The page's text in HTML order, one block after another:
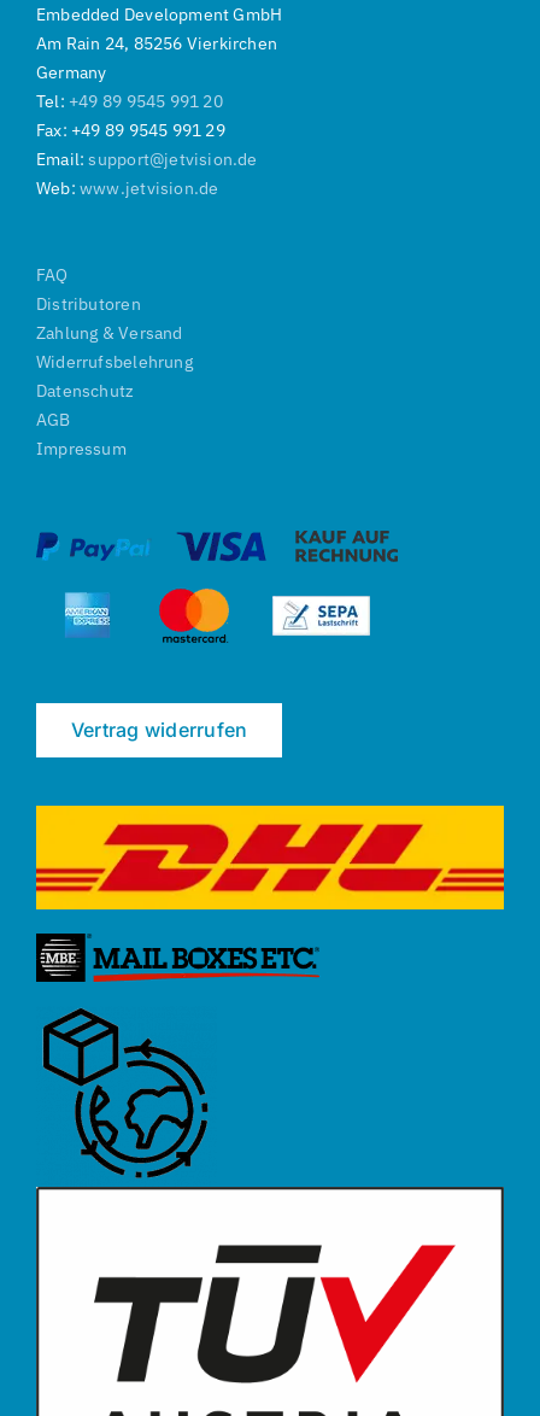
Embedded Development GmbH
Am Rain 24, 85256 Vierkirchen
Germany
Tel: +49 89 9545 991 20
Fax: +49 89 9545 991 29
Email:support@jetvision.de
Web:www.jetvision.de
FAQ
Distributoren
Zahlung & Versand
Widerrufsbelehrung
Datenschutz
AGB
Impressum
Vertrag widerrufen